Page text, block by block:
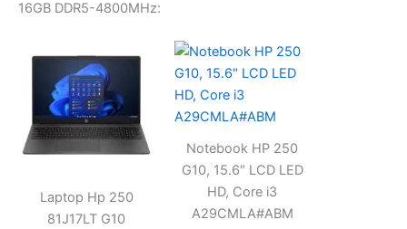
16GB DDR5-4800MHz:
Laptop Hp 250
81J17LT G10
Notebook HP 250
G10, 15.6″ LCD LED
HD, Core i3
A29CMLA#ABM